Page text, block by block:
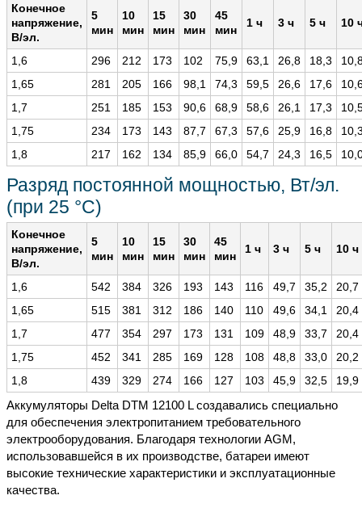
Конечное
напряжение,
В/эл.
5
мин
10
мин
15
мин
30
мин
45
мин
1 ч 3 ч 5 ч 10
1,6 296 212 173 102 75,9 63,1 26,8 18,3
1,65
281 205 166 98,1 74,3 59,5 26,6 17,6
1,7
251 185 153 90,6 68,9 58,6 26,1 17,3
1,75
234 173 143 87,7 67,3 57,6 25,9 16,8
1,8
217 162 134 85,9 66,0 54,7 24,3 16,5
Разряд постоянной мощностью, Вт/эл.
(при 25 °С)
Конечное
напряжение,
В/эл.
5
мин
10
мин
15
мин
30
мин
45
мин
1 ч 3 ч 5 ч 10 ч
1,6 542 384 326 193 143 116 49,7 35,2
20,7
1,65
515 381 312 186 140 110 49,6 34,1
20,4
1,7
477 354 297 173 131 109 48,9 33,7
20,4
1,75
452 341 285 169 128 108 48,8 33,0
20,2
1,8
439 329 274 166 127 103 45,9 32,5 19,9
Аккумуляторы Delta DTM 12100 L создавались специально
для обеспечения электропитанием требовательного
электрооборудования. Благодаря технологии AGM,
использовавшейся в их производстве, батареи имеют
высокие технические характеристики и эксплуатационные
качества.